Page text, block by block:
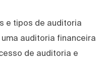
e tipos de auditoria
auditoria financeira
de auditoria e